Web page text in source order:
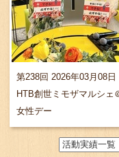
第238回 2026年03月08日
HTB創世ミモザマルシェ
女性デー